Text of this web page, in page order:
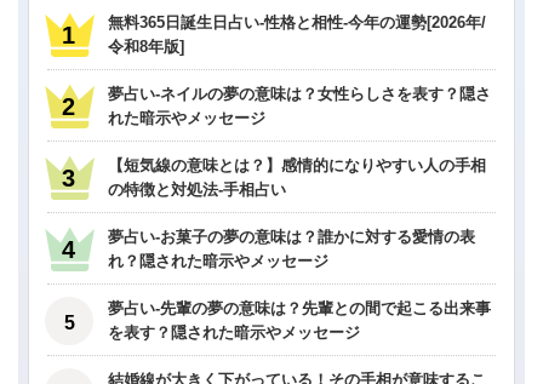
無料365日誕生日占い-性格と相性-今年の運勢[2026年/
令和8年版]
夢占い-ネイルの夢の意味は？女性らしさを表す？隠さ
れた暗示やメッセージ
【短気線の意味とは？】感情的になりやすい人の手相
の特徴と対処法-手相占い
夢占い-お菓子の夢の意味は？誰かに対する愛情の表
れ？隠された暗示やメッセージ
夢占い-先輩の夢の意味は？先輩との間で起こる出来事
を表す？隠された暗示やメッセージ
結婚線が大きく下がっている！その手相が意味するこ